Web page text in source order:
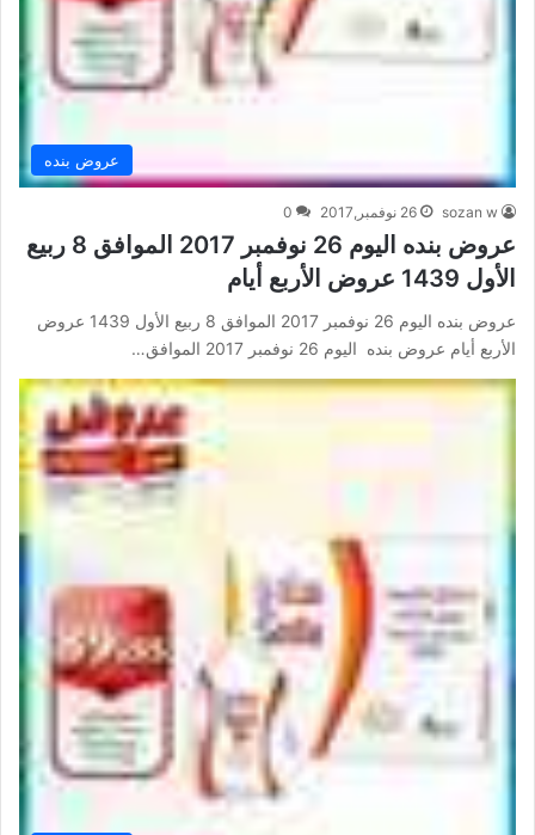
عروض بنده
sozan w 26 نوفمبر,2017 0
عروض بنده اليوم 26 نوفمبر 2017 الموافق 8 ربيع
الأول 1439 عروض الأربع أيام
عروض بنده اليوم 26 نوفمبر 2017 الموافق 8 ربيع الأول 1439 عروض
الأربع أيام عروض بنده اليوم 26 نوفمبر 2017 الموافق…